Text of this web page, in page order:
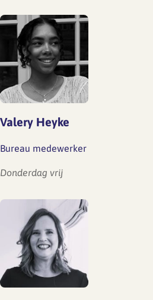
Valery Heyke
Bureau medewerker
Donderdag vrij